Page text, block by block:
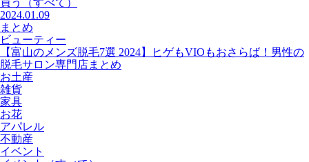
買う
（すべて）
2024.01.09
まとめ
ビューティー
【富山のメンズ脱毛7選 2024】ヒゲもVIOもおさらば！男性の
脱毛サロン専門店まとめ
お土産
雑貨
家具
お花
アパレル
不動産
イベント